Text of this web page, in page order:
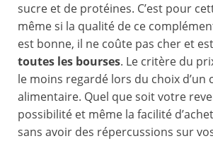
sucre et de protéines. C’est pour
même si la qualité de ce
est bonne, il ne coûte pas cher et
toutes les bourses. Le critère du
le moins regardé lors du choix d’un
alimentaire. Quel que soit votre
possibilité et même la facilité
sans avoir des répercussions sur